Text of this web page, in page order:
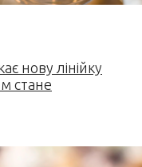
нову лінійку
стане